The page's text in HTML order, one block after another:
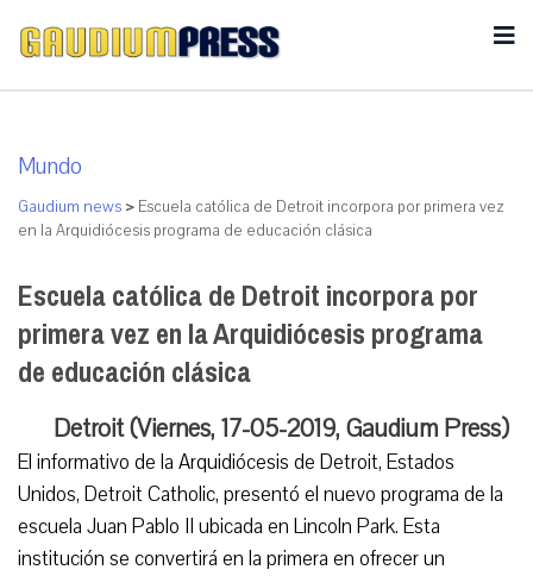
Mundo
Gaudium news > Escuela católica de Detroit incorpora por primera vez
en la Arquidiócesis programa de educación clásica
Escuela católica de Detroit incorpora por
primera vez en la Arquidiócesis programa
de educación clásica
Detroit (Viernes, 17-05-2019, Gaudium Press)
El informativo de la Arquidiócesis de Detroit, Estados
Unidos, Detroit Catholic, presentó el nuevo programa de la
escuela Juan Pablo II ubicada en Lincoln Park. Esta
institución se convertirá en la primera en ofrecer un